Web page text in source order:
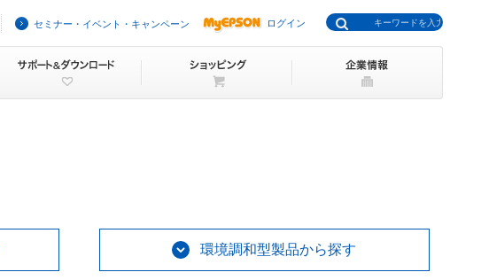
セミナー・イベント・キャンペーン ログイン
環境調和型製品から探す